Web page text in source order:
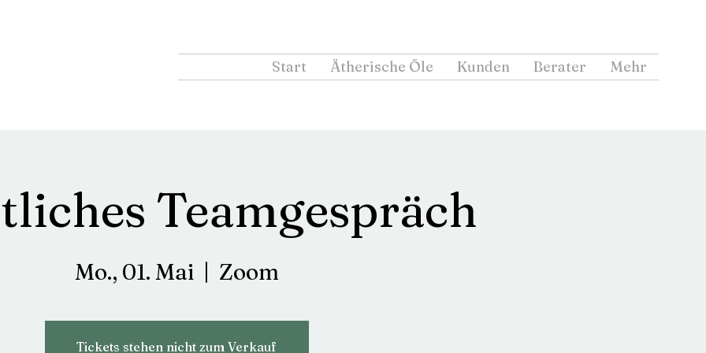
Start Ätherische Öle Kunden Berater Mehr
Teamgespräch
Mo., 01. Mai
  |
Zoom
Tickets stehen nicht zum Verkauf